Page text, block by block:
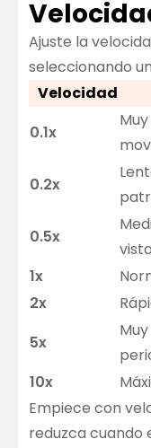
Ajuste la
seleccionando
Velocidad
0.1x
0.2x
0.5x
1x
2x
5x
10x
Empiece con
reduzca cuando